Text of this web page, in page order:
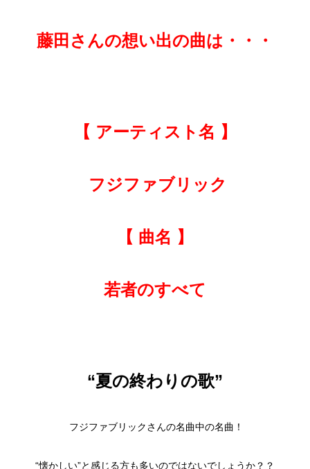
藤田さんの想い出の曲は・・・
【 アーティスト名 】
フジファブリック
【 曲名 】
若者のすべて
“夏の終わりの歌”
フジファブリックさんの名曲中の名曲！
“懐かしい”と感じる方も多いのではないでしょうか？？